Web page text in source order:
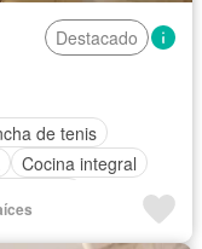
Destacado
de tenis
Cocina integral
Recámara con closet